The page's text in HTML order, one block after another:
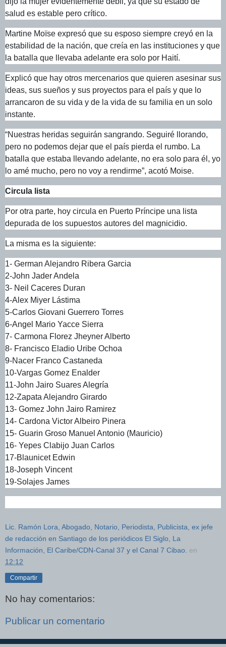
salud es estable pero crítico.
Martine Moïse expresó que su esposo siempre creyó en la
estabilidad de la nación, que creía en las instituciones y que
la batalla que llevaba adelante era solo por Haití.
Explicó que hay otros mercenarios que quieren asesinar sus
ideas, sus sueños y sus proyectos para el país y que lo
arrancaron de su vida y de la vida de su familia en un solo
instante.
“Nuestras heridas seguirán sangrando. Seguiré llorando,
pero no podemos dejar que el país pierda el rumbo. La
batalla que estaba llevando adelante, no era solo para él, yo
lo amé mucho, pero no voy a rendirme”, acotó Moise.
Circula lista
Por otra parte, hoy circula en Puerto Príncipe una lista
depurada de los supuestos autores del magnicidio.
La misma es la siguiente:
1- German Alejandro Ribera Garcia
2-John Jader Andela
3- Neil Caceres Duran
4-Alex Miyer Lástima
5-Carlos Giovani Guerrero Torres
6-Angel Mario Yacce Sierra
7- Carmona Florez Jheyner Alberto
8- Francisco Eladio Uribe Ochoa
9-Nacer Franco Castaneda
10-Vargas Gomez Enalder
11-John Jairo Suares Alegría
12-Zapata Alejandro Girardo
13- Gomez John Jairo Ramirez
14- Cardona Victor Albeiro Pinera
15- Guarin Groso Manuel Antonio (Mauricio)
16- Yepes Clabijo Juan Carlos
17-Blaunicet Edwin
18-Joseph Vincent
19-Solajes James
Lic. Ramón Lora, Abogado, Notario, Periodista, Publicista, ex jefe
de redacción en Santiago de los periódicos El Siglo, La
Información, El Caribe/CDN-Canal 37 y el Canal 7 Cibao. en
12:12
Compartir
No hay comentarios:
Publicar un comentario